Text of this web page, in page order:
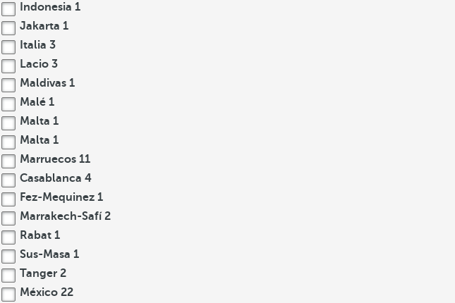
Indonesia 1
Jakarta 1
Italia 3
Lacio 3
Maldivas 1
Malé 1
Malta 1
Malta 1
Marruecos 11
Casablanca 4
Fez-Mequinez 1
Marrakech-Safí2
Rabat 1
Sus-Masa 1
Tanger 2
México 22